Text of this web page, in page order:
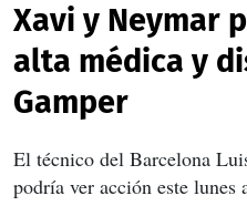
Xavi y Neymar
alta médica y
Gamper
El técnico del Barcelona
podría ver acción este